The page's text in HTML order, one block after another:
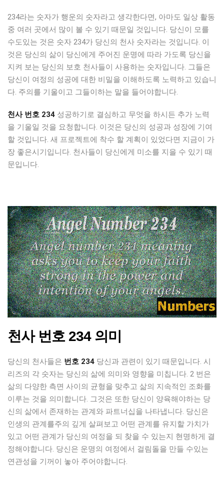
234라는 숫자가 행운의 숫자라고 생각한다면, 아마도 일상 활동
중 여러 곳에서 많이 볼 수 있기 때문일 것입니다. 당신이 모를
수도있는 것은 숫자 234가 당신의 천사 숫자라는 것입니다. 이
것은 당신의 삶이 당신에게 주어진 운명에 따라 가도록 당신을
지켜 보는 당신의 보호 천사들이 사용하는 숫자입니다. 그들은
당신이 여정의 성공에 대한 비밀을 이해하도록 노력하고 있습니
다. 주의를 기울이고 그들이하는 말을 들어야합니다.
천사 번호 234 성공하기로 결심하고 무엇을 하시든 추가 노력
을 기울일 것을 요청합니다. 이것은 당신의 성공과 성장에 기여
할 것입니다. 새 프로젝트에 착수 할 계획이 있었다면 지금이 가
장 좋은시기입니다. 천사들이 당신에게 미소를 지을 수 있기 때
문입니다.
천사 번호 234 의미
당신의 천사들은 번호 234 당신과 관련이 있기 때문입니다. 시
리즈의 각 숫자는 당신의 삶에 의미와 영향을 미칩니다. 2 번은
삶의 다양한 측면 사이의 균형을 맞추고 삶의 지속적인 조화를
이루는 것을 의미합니다. 그것은 또한 당신이 양육해야하는 당
신의 삶에서 존재하는 관계와 파트너십을 나타냅니다. 당신은
인생의 관계를주의 깊게 살펴보고 어떤 관계를 유지할 가치가
있고 어떤 관계가 당신의 여정을 되 찾을 수 있는지 현명하게 결
정해야합니다. 당신은 운명의 여정에서 걸림돌을 만들 수있는
연관성을 기꺼이 놓아 주어야합니다.